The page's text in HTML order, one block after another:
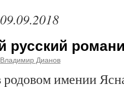
09.09.2018
русский
Владимир Дианов
родовом имении